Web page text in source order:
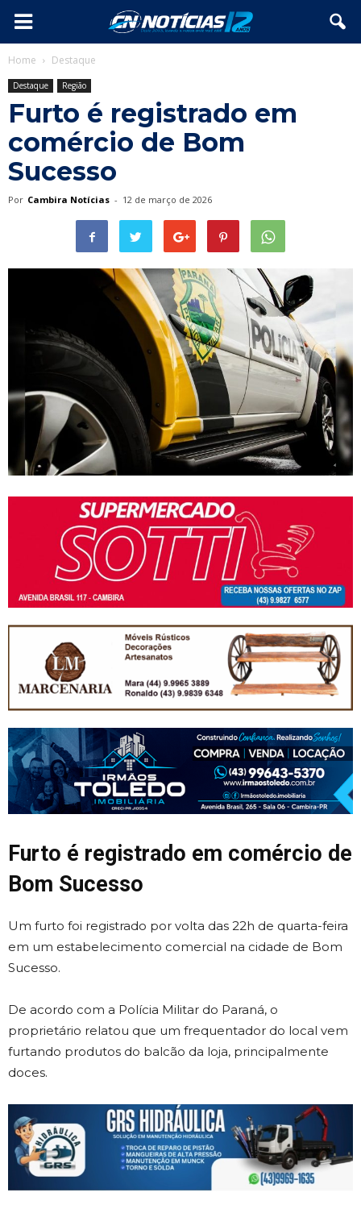
Home Destaque
Destaque Região
Furto é registrado em
comércio de Bom
Sucesso
Por Cambira Notícias - 12 de março de 2026
Furto é registrado em comércio de
Bom Sucesso
Um furto foi registrado por volta das 22h de quarta-feira
em um estabelecimento comercial na cidade de Bom
Sucesso.
De acordo com a Polícia Militar do Paraná, o
proprietário relatou que um frequentador do local vem
furtando produtos do balcão da loja, principalmente
doces.